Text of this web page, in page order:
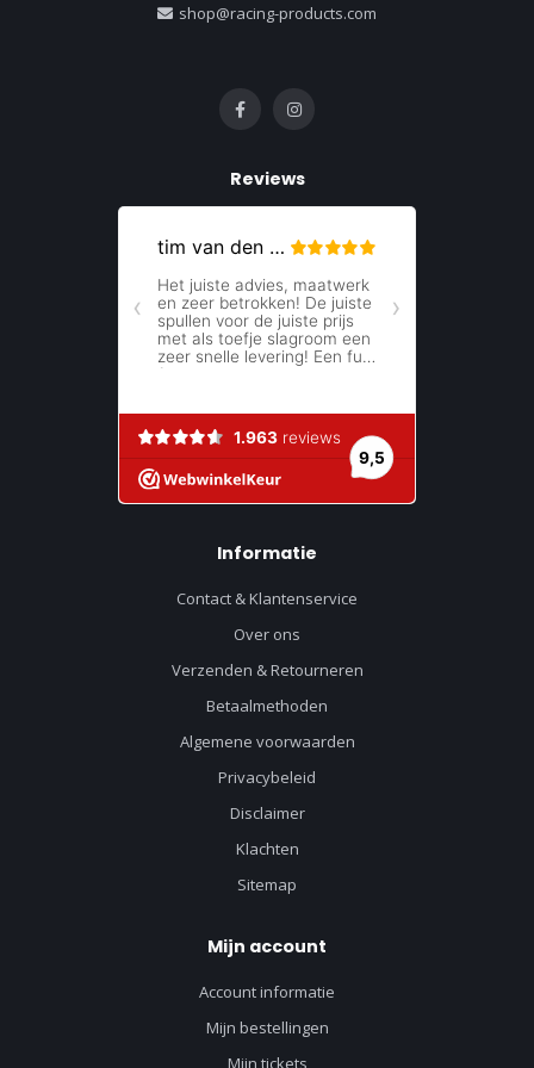
shop@racing-products.com
Reviews
Informatie
Contact & Klantenservice
Over ons
Verzenden & Retourneren
Betaalmethoden
Algemene voorwaarden
Privacybeleid
Disclaimer
Klachten
Sitemap
Mijn account
Account informatie
Mijn bestellingen
Je korting is geldig bij een minimale bestelwaarde vanaf €150,-